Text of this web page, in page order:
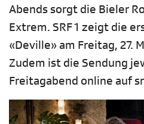
Abends sorgt die Bieler
Extrem. SRF 1 zeigt die
«Deville» am Freitag, 27.
Zudem ist die Sendung
Freitagabend online auf